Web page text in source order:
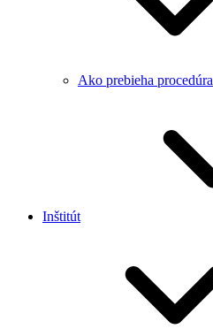
Ako prebieha procedúra
Inštitút